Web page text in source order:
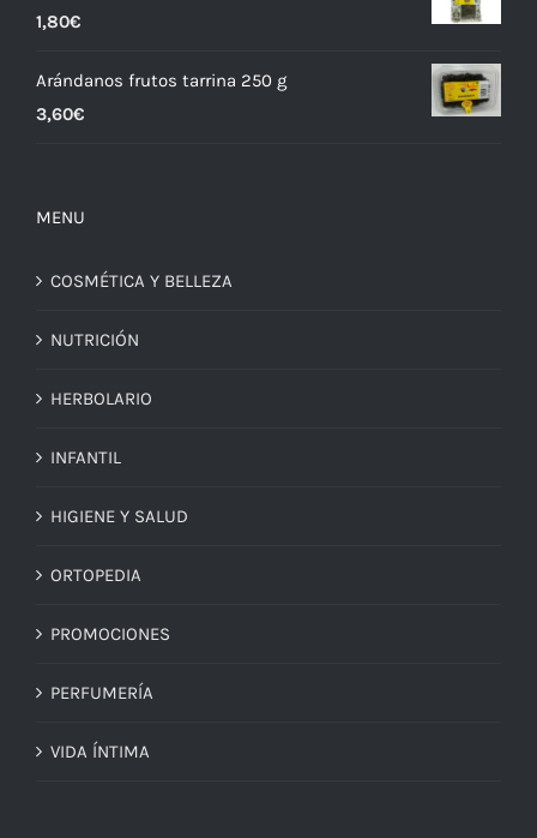
1,80€
Arándanos frutos tarrina 250 g
3,60€
MENU
COSMÉTICA Y BELLEZA
NUTRICIÓN
HERBOLARIO
INFANTIL
HIGIENE Y SALUD
ORTOPEDIA
PROMOCIONES
PERFUMERÍA
VIDA ÍNTIMA